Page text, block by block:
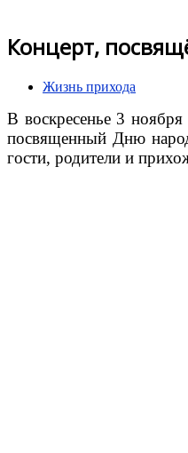
Концерт,
Жизнь прихода
В воскресенье 3
посвященный Дню
гости, родители и